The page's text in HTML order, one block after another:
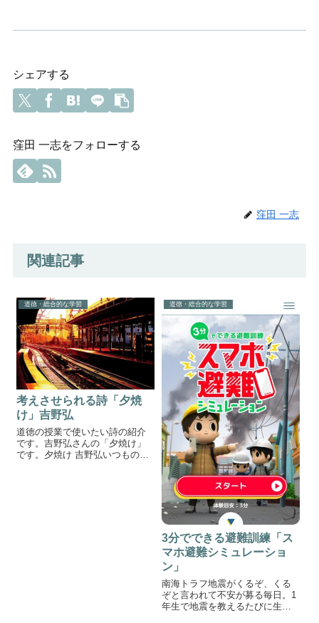
シェアする
窪田 一志をフォローする
窪田 一志
関連記事
道徳・総合的な学習
考えさせられる詩「夕焼
け」吉野弘
道徳の授業で使いたい詩の紹介
です。吉野弘さんの「夕焼け」
です。夕焼け 吉野弘いつものこ
道徳・総合的な学習
3分でできる避難訓練「ス
マホ避難シミュレーショ
ン」
南海トラフ地震がくるぞ、くる
ぞと言われて不安が募る毎日。1
年生で地震を教えるたびに生徒